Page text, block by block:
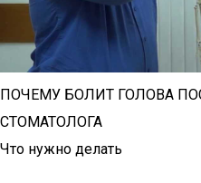
ПОЧЕМУ БОЛИТ ГОЛОВА
СТОМАТОЛОГА
Что нужно делать